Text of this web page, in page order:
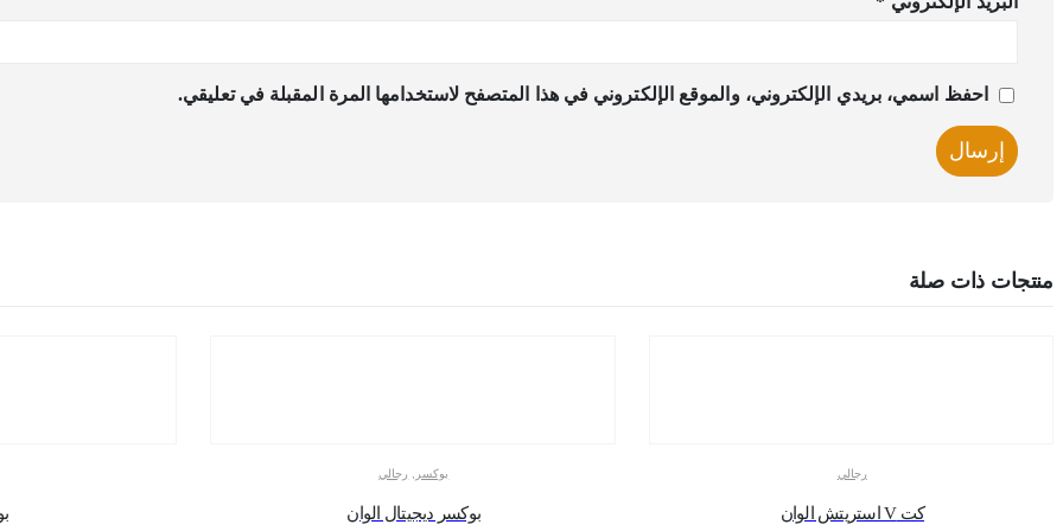
احفظ اسمي، بريدي الإلكتروني، والموقع الإلكتروني في هذا المتصفح لاستخدامها المرة المقبلة في تعليقي.
منتجات ذات صلة
رجالي
كت V استريتش الوان
بوكسر رجالي
بوكسر ديجيتال الوان